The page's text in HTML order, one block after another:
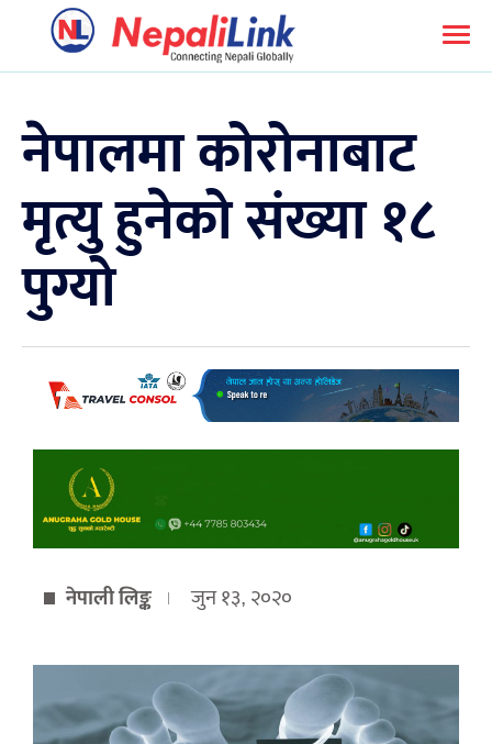
नेपालमा कोरोनाबाट
मृत्यु हुनेको संख्या १८
पुग्यो
नेपाली लिङ्क जुन १३, २०२०